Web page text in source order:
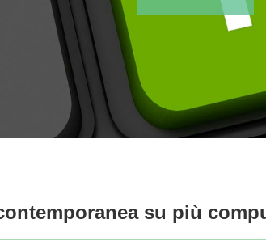
su più